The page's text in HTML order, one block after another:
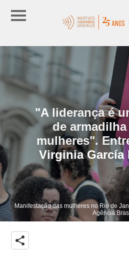
"A liderança é
de
mulheres".
Virginia García
Manifestação das mulheres no Rio de
Agência
share